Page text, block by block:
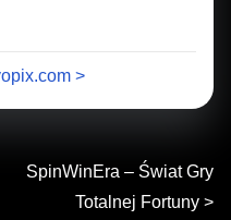
>
SpinWinEra – Świat Gry
Totalnej Fortuny >